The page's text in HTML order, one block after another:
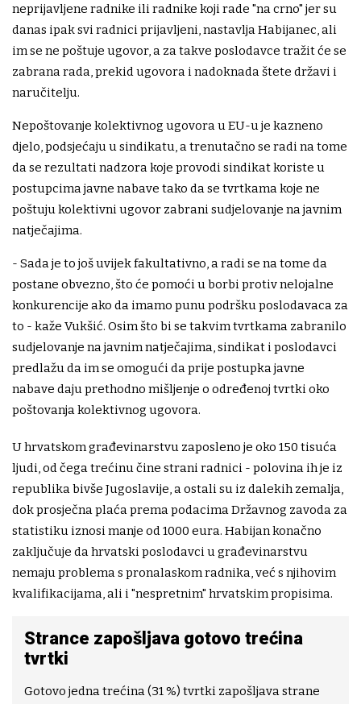
neprijavljene radnike ili radnike koji rade "na crno" jer su
danas ipak svi radnici prijavljeni, nastavlja Habijanec, ali
im se ne poštuje ugovor, a za takve poslodavce tražit će se
zabrana rada, prekid ugovora i nadoknada štete državi i
naručitelju.
Nepoštovanje kolektivnog ugovora u EU-u je kazneno
djelo, podsjećaju u sindikatu, a trenutačno se radi na tome
da se rezultati nadzora koje provodi sindikat koriste u
postupcima javne nabave tako da se tvrtkama koje ne
poštuju kolektivni ugovor zabrani sudjelovanje na javnim
natječajima.
- Sada je to još uvijek fakultativno, a radi se na tome da
postane obvezno, što će pomoći u borbi protiv nelojalne
konkurencije ako da imamo punu podršku poslodavaca za
to - kaže Vukšić. Osim što bi se takvim tvrtkama zabranilo
sudjelovanje na javnim natječajima, sindikat i poslodavci
predlažu da im se omogući da prije postupka javne
nabave daju prethodno mišljenje o određenoj tvrtki oko
poštovanja kolektivnog ugovora.
U hrvatskom građevinarstvu zaposleno je oko 150 tisuća
ljudi, od čega trećinu čine strani radnici - polovina ih je iz
republika bivše Jugoslavije, a ostali su iz dalekih zemalja,
dok prosječna plaća prema podacima Državnog zavoda za
statistiku iznosi manje od 1000 eura. Habijan konačno
zaključuje da hrvatski poslodavci u građevinarstvu
nemaju problema s pronalaskom radnika, već s njihovim
kvalifikacijama, ali i "nespretnim" hrvatskim propisima.
Strance zapošljava gotovo trećina
tvrtki
Gotovo jedna trećina (31 %) tvrtki zapošljava strane